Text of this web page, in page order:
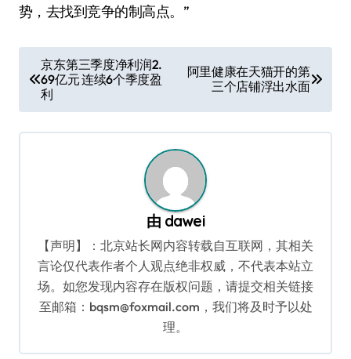
势，去找到竞争的制高点。”
章
导
航
京东第三季度净利润2.
69亿元 连续6个季度盈
利
阿里健康在天猫开的第
三个店铺浮出水面
由 dawei
【声明】：北京站长网内容转载自互联网，其相关
言论仅代表作者个人观点绝非权威，不代表本站立
场。如您发现内容存在版权问题，请提交相关链接
至邮箱：bqsm@foxmail.com，我们将及时予以处
理。